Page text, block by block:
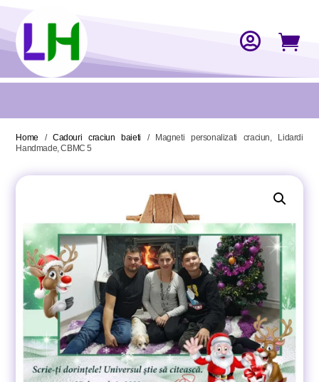
 
Home /Cadouri craciun baieti / Magneti personalizati craciun, Lidardi
Handmade, CBMC 5